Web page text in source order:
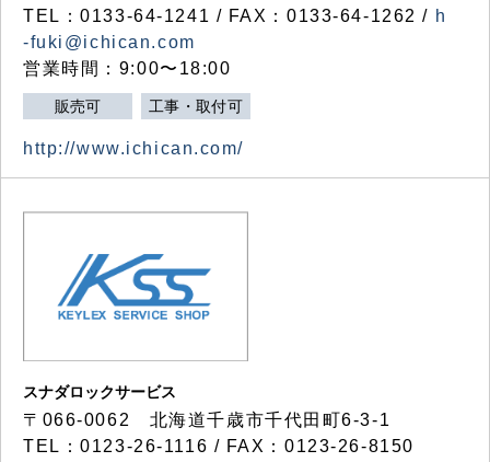
TEL：0133-64-1241 / FAX：0133-64-1262 / h
-fuki@ichican.com
営業時間：9:00〜18:00
販売可 工事・取付可
http://www.ichican.com/
スナダロックサービス
〒066-0062 北海道千歳市千代田町6-3-1
TEL：0123-26-1116 / FAX：0123-26-8150